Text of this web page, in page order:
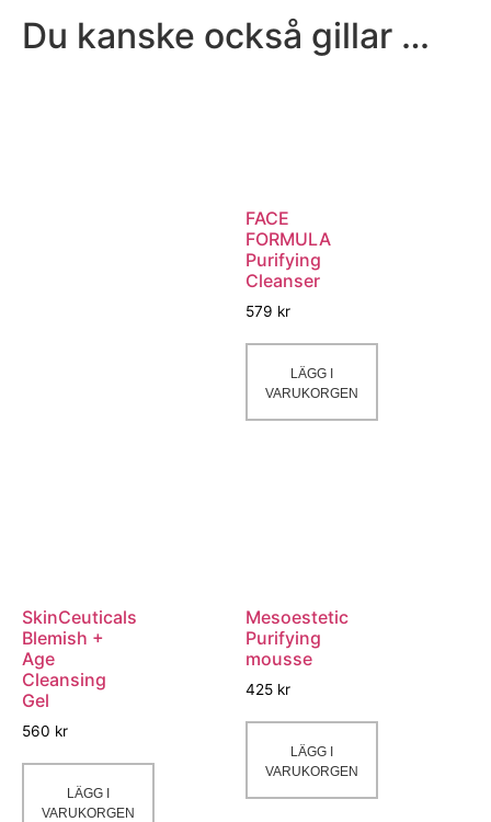
Du kanske också gillar …
FACE
FORMULA
Purifying
Cleanser
579 kr
LÄGG I
VARUKORGEN
SkinCeuticals
Blemish +
Age
Cleansing
Gel
560 kr
LÄGG I
VARUKORGEN
Mesoestetic
Purifying
mousse
425 kr
LÄGG I
VARUKORGEN